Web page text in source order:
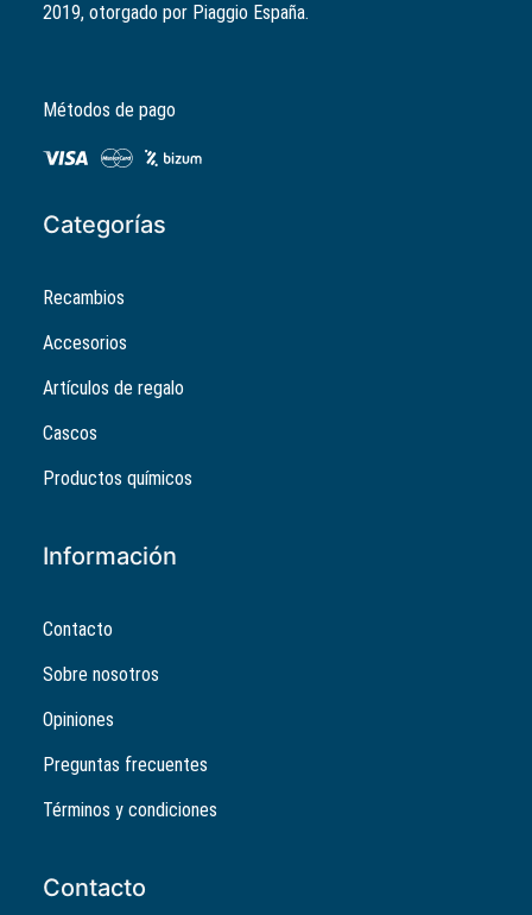
2019, otorgado por Piaggio España.
Métodos de pago
Categorías
Recambios
Accesorios
Artículos de regalo
Cascos
Productos químicos
Información
Contacto
Sobre nosotros
Opiniones
Preguntas frecuentes
Términos y condiciones
Contacto